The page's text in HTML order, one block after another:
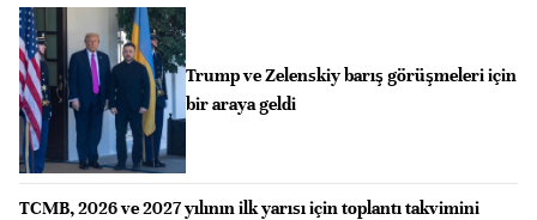
Trump ve Zelenskiy barış görüşmeleri için
bir araya geldi
TCMB, 2026 ve 2027 yılının ilk yarısı için toplantı takvimini